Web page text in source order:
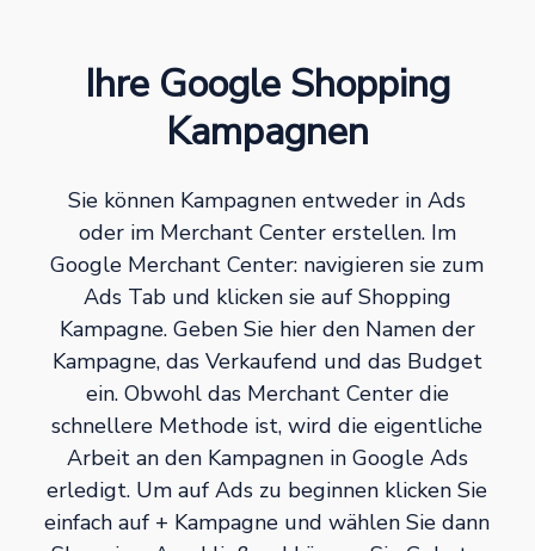
Ihre Google Shopping
Kampagnen
Sie können Kampagnen entweder in Ads
oder im Merchant Center erstellen. Im
Google Merchant Center: navigieren sie zum
Ads Tab und klicken sie auf Shopping
Kampagne. Geben Sie hier den Namen der
Kampagne, das Verkaufend und das Budget
ein. Obwohl das Merchant Center die
schnellere Methode ist, wird die eigentliche
Arbeit an den Kampagnen in Google Ads
erledigt. Um auf Ads zu beginnen klicken Sie
einfach auf + Kampagne und wählen Sie dann